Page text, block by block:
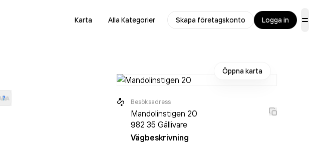
Karta Alla Kategorier Skapa företagskonto Logga in
Öppna karta
Besöksadress
Mandolinstigen 20
982 35 Gällivare
Vägbeskrivning